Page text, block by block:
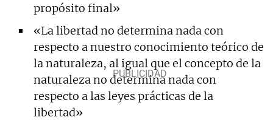
propósito final»
«La libertad no determina nada con
respecto a nuestro conocimiento teórico de
la naturaleza, al igual que el concepto de la
naturaleza no determina nada con
respecto a las leyes prácticas de la
libertad»